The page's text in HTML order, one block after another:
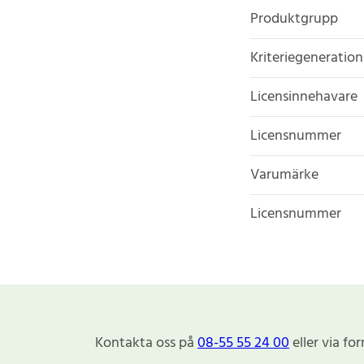
Produktgrupp
Kriteriegeneration
Licensinnehavare
Licensnummer
Varumärke
Licensnummer
Kontakta oss på08-55 55 24 00eller via